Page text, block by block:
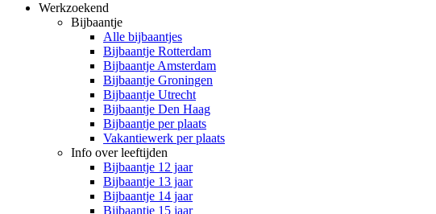
Werkzoekend
Bijbaantje
Alle bijbaantjes
Bijbaantje Rotterdam
Bijbaantje Amsterdam
Bijbaantje Groningen
Bijbaantje Utrecht
Bijbaantje Den Haag
Bijbaantje per plaats
Vakantiewerk per plaats
Info over leeftijden
Bijbaantje 12 jaar
Bijbaantje 13 jaar
Bijbaantje 14 jaar
Bijbaantje 15 jaar